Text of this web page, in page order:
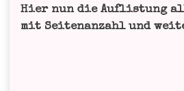
Hier nun die Auf­lis­tung
mit Sei­ten­an­zahl und